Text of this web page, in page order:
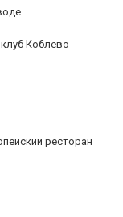
Коблево
ресторан